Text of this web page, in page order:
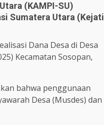
(KAMPI-SU)
Sumatera Utara (Kejati
Dana Desa di Desa
Kecamatan Sosopan,
bahwa penggunaan
Desa (Musdes) dan